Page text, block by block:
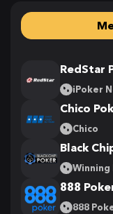
RedStar
iPoker
Chico
Chico
Black
888
888